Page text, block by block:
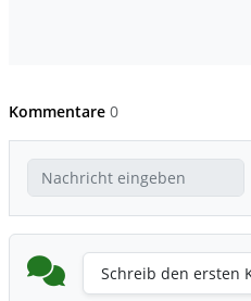
Kommentare 0
Schreib den ersten